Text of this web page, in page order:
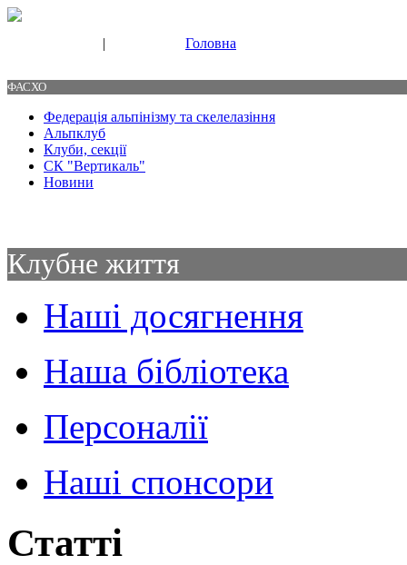
| Головна
ФАСХО
Федерація альпінізму та скелелазіння
Альпклуб
Клуби, секції
СК "Вертикаль"
Новини
Клубне життя
Наші досягнення
Наша бібліотека
Персоналії
Наші спонсори
Статті